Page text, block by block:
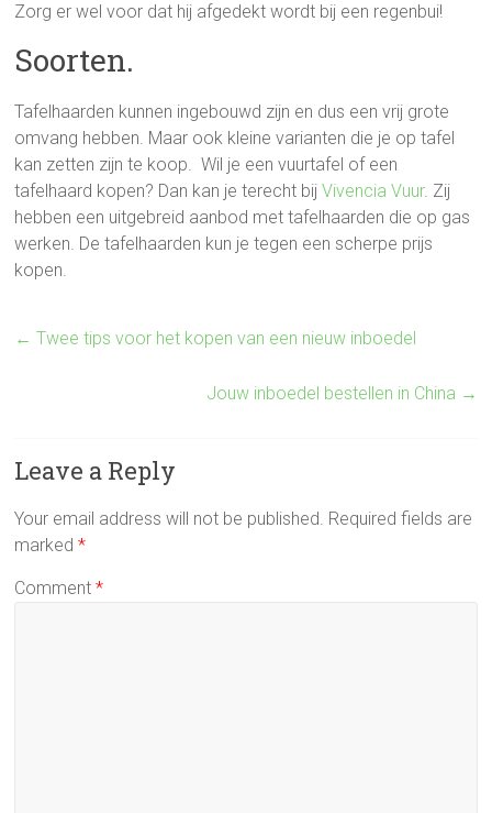
Zorg er wel voor dat hij afgedekt wordt bij een regenbui!
Soorten.
Tafelhaarden kunnen ingebouwd zijn en dus een vrij grote
omvang hebben. Maar ook kleine varianten die je op tafel
kan zetten zijn te koop. Wil je een vuurtafel of een
tafelhaard kopen? Dan kan je terecht bijVivencia Vuur. Zij
hebben een uitgebreid aanbod met tafelhaarden die op gas
werken. De tafelhaarden kun je tegen een scherpe prijs
kopen.
← Twee tips voor het kopen van een nieuw inboedel
Jouw inboedel bestellen in China →
Leave a Reply
Your email address will not be published. Required fields are
marked*
Comment*